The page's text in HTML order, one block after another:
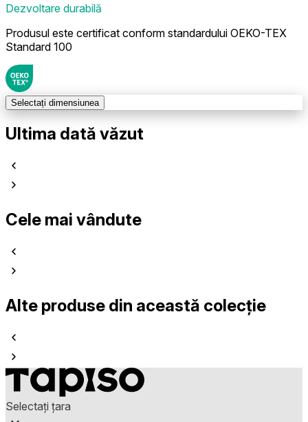
Dezvoltare durabilă
Produsul este certificat conform standardului OEKO-TEX
Standard 100
Selectați dimensiunea
Ultima dată văzut
Cele mai vândute
Alte produse din această colecție
Selectați țara